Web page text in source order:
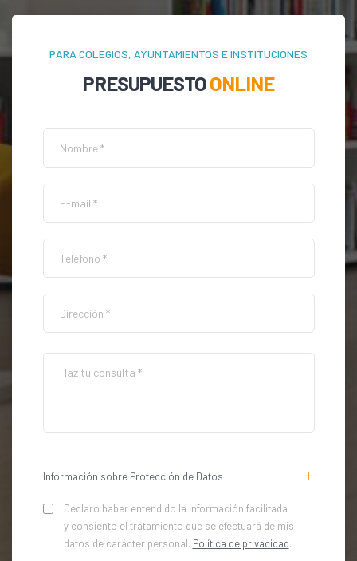
PARA COLEGIOS, AYUNTAMIENTOS E INSTITUCIONES
PRESUPUESTOONLINE
Información sobre Protección de Datos
Declaro haber entendido la información facilitada
y consiento el tratamiento que se efectuará de mis
datos de carácter personal. Política de privacidad.